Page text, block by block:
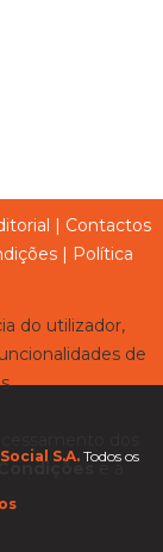
Contactos
Política
S.A. Todos os
do utilizador,
de
e a